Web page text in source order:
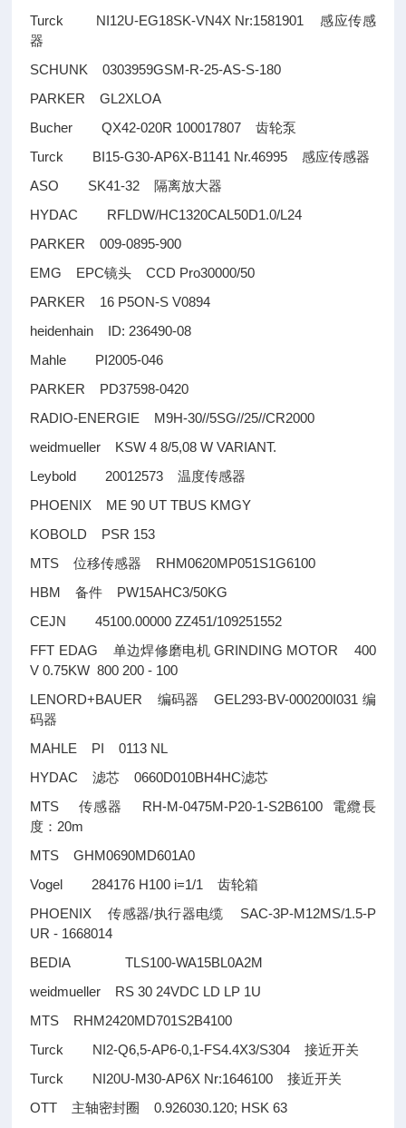
Turck NI12U-EG18SK-VN4X Nr:1581901感应传感
器
SCHUNK 0303959GSM-R-25-AS-S-180
PARKER GL2XLOA
Bucher QX42-020R 100017807齿轮泵
Turck BI15-G30-AP6X-B1141 Nr.46995感应传感器
ASO SK41-32 隔离放大器
HYDAC RFLDW/HC1320CAL50D1.0/L24
PARKER 009-0895-900
EMG EPC镜头 CCD Pro30000/50
PARKER 16 P5ON-S V0894
heidenhain ID: 236490-08
Mahle PI2005-046
PARKER PD37598-0420
RADIO-ENERGIE M9H-30//5SG//25//CR2000
weidmueller KSW 4 8/5,08 W VARIANT.
Leybold 20012573温度传感器
PHOENIX ME 90 UT TBUS KMGY
KOBOLD PSR 153
MTS位移传感器
RHM0620MP051S1G6100
HBM备件 PW15AHC3/50KG
CEJN 45100.00000 ZZ451/109251552
FFT EDAG 单边焊修磨电机GRINDING MOTOR 400
V 0.75KW 800 200 - 100
LENORD+BAUER编码器 GEL293-BV-000200I031 编
码器
MAHLE PI 0113 NL
HYDAC滤芯 0660D010BH4HC滤芯
MTS 传感器 RH-M-0475M-P20-1-S2B6100
電纜長
度： 20m
MTS GHM0690MD601A0
Vogel 284176 H100 i=1/1齿轮箱
PHOENIX传感器/执行器电缆 SAC-3P-M12MS/1.5-P
UR - 1668014
BEDIA TLS100-WA15BL0A2M
weidmueller RS 30 24VDC LD LP 1U
MTS RHM2420MD701S2B4100
Turck NI2-Q6,5-AP6-0,1-FS4.4X3/S304接近开关
Turck NI20U-M30-AP6X Nr:1646100接近开关
OTT 主轴密封圈
0.926030.120; HSK 63